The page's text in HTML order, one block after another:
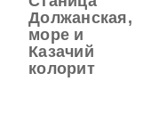
Должанская,
море и
Казачий
колорит